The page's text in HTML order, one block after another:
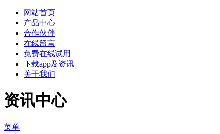
网站首页
产品中心
合作伙伴
在线留言
免费在线试用
下载app及资讯
关于我们
资讯中心
菜单